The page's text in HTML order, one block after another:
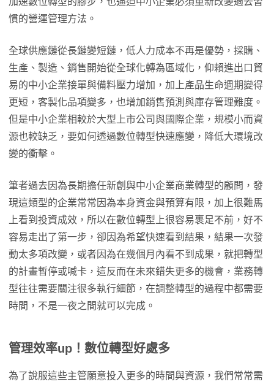
慣的營運管理方法。
全球供應鏈從長鏈變短鏈，低人力成本不再是優勢，採購、
生產、製造、銷售開始從全球化轉為區域化，仰賴進出口貿
易的中小企業接單與備料壓力增加，加上產品生命週期變得
更短，客製化品項變多，也增加銷售預測與庫存管理難度。
但是中小企業相較於大型上市公司與國際企業，規模小而資
源也較缺乏，要如何透過數位轉型快速應變，降低大環境改
變的衝擊。
筆者過去因為長期擔任新創與中小企業商業轉型的顧問，發
現這類型的企業常常因為本身資金與預算有限，加上很難馬
上看到投資成效，所以在數位轉型上很容易裹足不前，好不
容易走出了第一步，卻因為希望快速看到結果，結果一次發
動太多項改變，或者因為在幾個月內看不到成果，就把轉型
的計畫暫停或喊卡，這反而在未來錯失更多的機會，業務轉
型往往需要關注很多執行細節，在調整轉型的過程中都需要
時間，不是一夜之間就可以完成。
管理效率up ！ 數位轉型好處多
為了說服這些主管願意投入更多的時間與資源，我們常常需